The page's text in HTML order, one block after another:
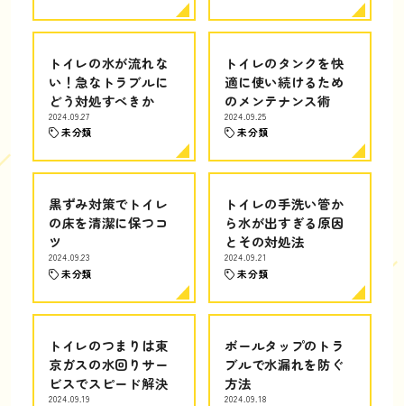
トイレの水が流れな
い！急なトラブルに
どう対処すべきか
2024.09.27
未分類
トイレのタンクを快
適に使い続けるため
のメンテナンス術
2024.09.25
未分類
黒ずみ対策でトイレ
の床を清潔に保つコ
ツ
2024.09.23
未分類
トイレの手洗い管か
ら水が出すぎる原因
とその対処法
2024.09.21
未分類
トイレのつまりは東
京ガスの水回りサー
ビスでスピード解決
2024.09.19
ボールタップのトラ
ブルで水漏れを防ぐ
方法
2024.09.18